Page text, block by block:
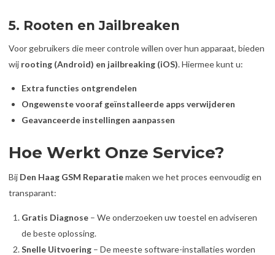
5. Rooten en Jailbreaken
Voor gebruikers die meer controle willen over hun apparaat, bieden
wij rooting (Android) en jailbreaking (iOS). Hiermee kunt u:
Extra functies ontgrendelen
Ongewenste vooraf geïnstalleerde apps verwijderen
Geavanceerde instellingen aanpassen
Hoe Werkt Onze Service?
Bij Den Haag GSM Reparatiemaken we het proces eenvoudig en
transparant:
Gratis Diagnose – We onderzoeken uw toestel en adviseren
de beste oplossing.
Snelle Uitvoering – De meeste software-installaties worden